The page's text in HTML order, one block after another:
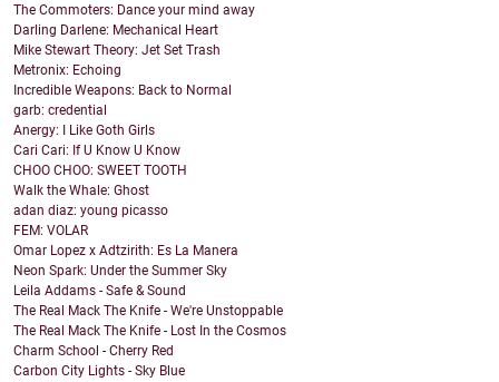
The Commoters: Dance your mind away
Darling Darlene: Mechanical Heart
Mike Stewart Theory: Jet Set Trash
Metronix: Echoing
Incredible Weapons: Back to Normal
garb: credential
Anergy: I Like Goth Girls
Cari Cari: If U Know U Know
CHOO CHOO: SWEET TOOTH
Walk the Whale: Ghost
adan diaz: young picasso
FEM: VOLAR
Omar Lopez x Adtzirith: Es La Manera
Neon Spark: Under the Summer Sky
Leila Addams - Safe & Sound
The Real Mack The Knife - We're Unstoppable
The Real Mack The Knife - Lost In the Cosmos
Charm School - Cherry Red
Carbon City Lights - Sky Blue